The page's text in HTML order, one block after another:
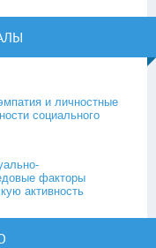
и личностные
социального
факторы
активность